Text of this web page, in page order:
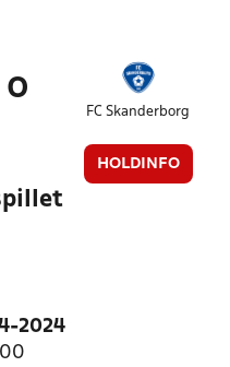
0
FC Skanderborg
HOLDINFO
2024